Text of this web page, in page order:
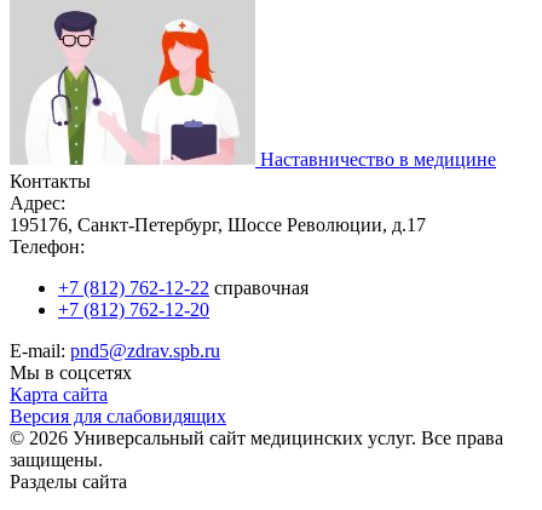
Наставничество в медицине
Контакты
Адрес:
195176, Санкт-Петербург, Шоссе Революции, д.17
Телефон:
+7 (812) 762-12-22 справочная
+7 (812) 762-12-20
E-mail: pnd5@zdrav.spb.ru
Мы в соцсетях
Карта сайта
Версия для слабовидящих
© 2026 Универсальный сайт медицинских услуг. Все права
защищены.
Разделы сайта